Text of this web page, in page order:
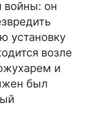
войны: он
установку
возле
и
был